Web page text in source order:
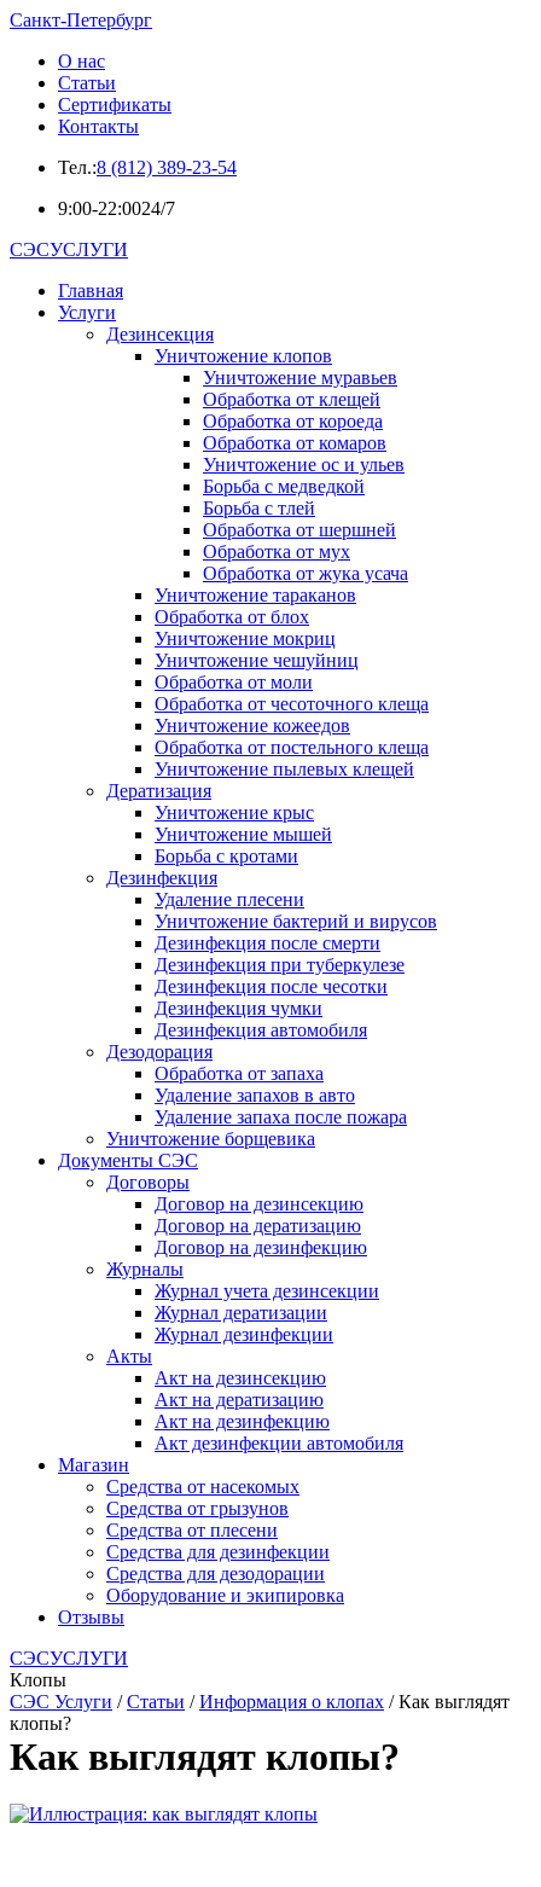
Санкт-Петербург
О нас
Статьи
Сертификаты
Контакты
Тел.:8 (812) 389-23-54
9:00-22:0024/7
СЭСУСЛУГИ
Главная
Услуги
Дезинсекция
Уничтожение клопов
Уничтожение муравьев
Обработка от клещей
Обработка от короеда
Обработка от комаров
Уничтожение ос и ульев
Борьба с медведкой
Борьба с тлей
Обработка от шершней
Обработка от мух
Обработка от жука усача
Уничтожение тараканов
Обработка от блох
Уничтожение мокриц
Уничтожение чешуйниц
Обработка от моли
Обработка от чесоточного клеща
Уничтожение кожеедов
Обработка от постельного клеща
Уничтожение пылевых клещей
Дератизация
Уничтожение крыс
Уничтожение мышей
Борьба с кротами
Дезинфекция
Удаление плесени
Уничтожение бактерий и вирусов
Дезинфекция после смерти
Дезинфекция при туберкулезе
Дезинфекция после чесотки
Дезинфекция чумки
Дезинфекция автомобиля
Дезодорация
Обработка от запаха
Удаление запахов в авто
Удаление запаха после пожара
Уничтожение борщевика
Документы СЭС
Договоры
Договор на дезинсекцию
Договор на дератизацию
Договор на дезинфекцию
Журналы
Журнал учета дезинсекции
Журнал дератизации
Журнал дезинфекции
Акты
Акт на дезинсекцию
Акт на дератизацию
Акт на дезинфекцию
Акт дезинфекции автомобиля
Магазин
Средства от насекомых
Средства от грызунов
Средства от плесени
Средства для дезинфекции
Средства для дезодорации
Оборудование и экипировка
Отзывы
СЭСУСЛУГИ
Клопы
СЭС Услуги /Статьи /Информация о клопах / Как выглядят
клопы?
Как выглядят клопы?